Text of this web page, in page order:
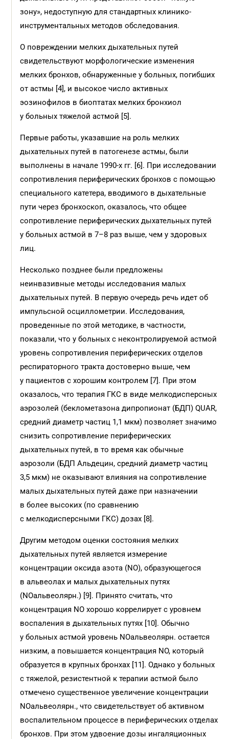
зону», недоступную для стандартных клинико-
инструментальных методов обследования.
О повреждении мелких дыхательных путей
свидетельствуют морфологические изменения
мелких бронхов, обнаруженные у больных, погибших
от астмы [4], и высокое число активных
эозинофилов в биоптатах мелких бронхиол
у больных тяжелой астмой [5].
Первые работы, указавшие на роль мелких
дыхательных путей в патогенезе астмы, были
выполнены в начале 1990-х гг. [6]. При исследовании
сопротивления периферических бронхов с помощью
специального катетера, вводимого в дыхательные
пути через бронхоскоп, оказалось, что общее
сопротивление периферических дыхательных путей
у больных астмой в 7–8 раз выше, чем у здоровых
лиц.
Несколько позднее были предложены
неинвазивные методы исследования малых
дыхательных путей. В первую очередь речь идет об
импульсной осциллометрии. Исследования,
проведенные по этой методике, в частности,
показали, что у больных с неконтролируемой астмой
уровень сопротивления периферических отделов
респираторного тракта достоверно выше, чем
у пациентов с хорошим контролем [7]. При этом
оказалось, что терапия ГКС в виде мелкодисперсных
аэрозолей (беклометазона дипропионат (БДП) QUAR,
средний диаметр частиц 1,1 мкм) позволяет значимо
снизить сопротивление периферических
дыхательных путей, в то время как обычные
аэрозоли (БДП Альдецин, средний диаметр частиц
3,5 мкм) не оказывают влияния на сопротивление
малых дыхательных путей даже при назначении
в более высоких (по сравнению
с мелкодисперсными ГКС) дозах [8].
Другим методом оценки состояния мелких
дыхательных путей является измерение
концентрации оксида азота (NO), образующегося
в альвеолах и малых дыхательных путях
(NOальвеолярн.) [9]. Принято считать, что
концентрация NO хорошо коррелирует с уровнем
воспаления в дыхательных путях [10]. Обычно
у больных астмой уровень NOальвеолярн. остается
низким, а повышается концентрация NO, который
образуется в крупных бронхах [11]. Однако у больных
с тяжелой, резистентной к терапии астмой было
отмечено существенное увеличение концентрации
NOальвеолярн., что свидетельствует об активном
воспалительном процессе в периферических отделах
бронхов. При этом удвоение дозы ингаляционных